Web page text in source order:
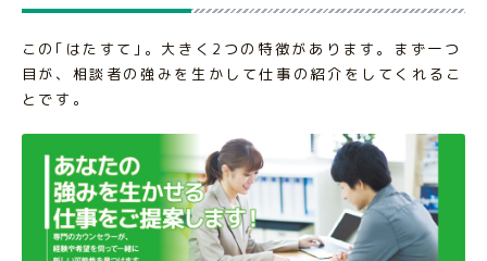
この｢はたすて｣。大きく2つの特徴があります。まず一つ
目が、相談者の強みを生かして仕事の紹介をしてくれるこ
とです。